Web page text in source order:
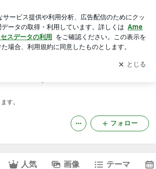
ードして ブログの更新通知
を受け取りまし
開く
す。
フォロー
人気 画像 テーマ